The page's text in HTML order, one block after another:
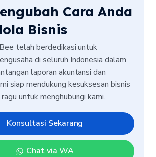
Cara Anda
Bisnis
telah berdedikasi untuk
di seluruh Indonesia dalam
laporan akuntansi dan
siap mendukung kesuksesan bisnis
ragu untuk menghubungi kami.
Konsultasi Sekarang
Chat via WA